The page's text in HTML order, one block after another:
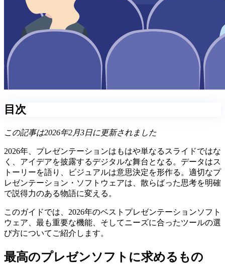
目次
この記事は2026年2月3日に更新されました
2026年、プレゼンテーションはもはや単なるスライドではな
く、アイデアを披露するデジタルな舞台となる。データはス
トーリーを語り、ビジュアルは意思決定を形作る。適切なプ
レゼンテーション・ソフトウェアは、散らばった思考を明確
で説得力のある物語に変える。
このガイドでは、2026年のベストプレゼンテーションソフト
ウェア、最も重要な機能、そしてニーズに合ったツールの選
び方についてご紹介します。
最高のプレゼンソフトに求めるもの